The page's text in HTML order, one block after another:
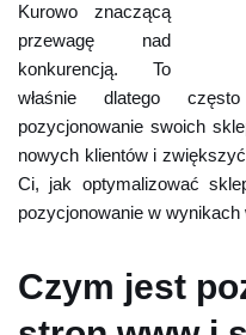
Kurowo znaczącą
przewagę nad
konkurencją. To
właśnie dlatego
pozycjonowanie swoich
nowych klientów i
Ci, jak optymalizować
pozycjonowanie w
Czym jest